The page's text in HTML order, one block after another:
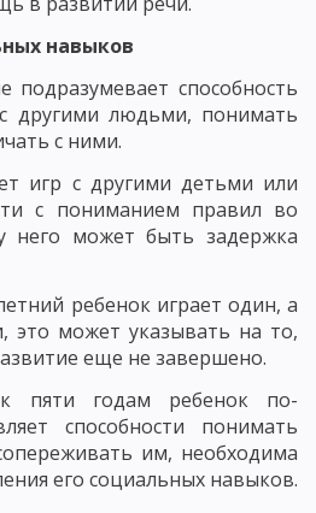
навыков
подразумевает способность
другими людьми, понимать
с ними.
игр с другими детьми или
с пониманием правил во
него может быть задержка
ребенок играет один, а
это может указывать на то,
еще не завершено.
пяти годам ребенок по-
способности понимать
им, необходима
его социальных навыков.